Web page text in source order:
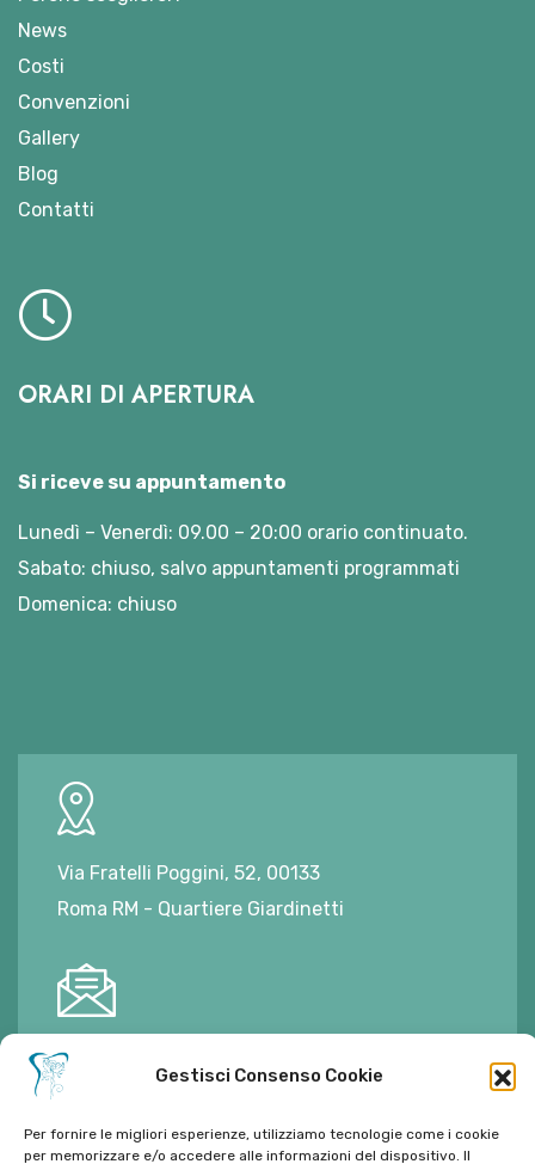
Gestisci Consenso Cookie
Per fornire le migliori esperienze, utilizziamo tecnologie come i cookie
per memorizzare e/o accedere alle informazioni del dispositivo. Il
News
Costi
Convenzioni
Gallery
Blog
Contatti
ORARI DI APERTURA
Si riceve su appuntamento
Lunedì – Venerdì: 09.00 – 20:00 orario continuato.
Sabato: chiuso, salvo appuntamenti programmati
Domenica: chiuso
Via Fratelli Poggini, 52, 00133
Roma RM - Quartiere Giardinetti
E-mail: